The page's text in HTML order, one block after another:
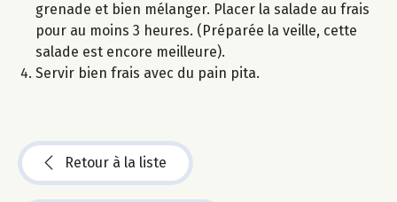
grenade et bien mélanger. Placer la salade au frais
pour au moins 3 heures. (Préparée la veille, cette
salade est encore meilleure).
Servir bien frais avec du pain pita.
Retour à la liste